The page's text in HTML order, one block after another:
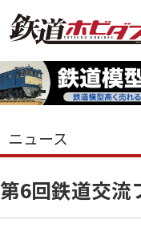
ニュース
第6回鉄道交流